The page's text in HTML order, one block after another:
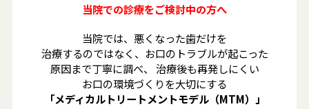
当院での診療をご検討中の方へ
当院では、悪くなった歯だけを
治療するのではなく、お口のトラブルが起こった
原因まで丁寧に調べ、 治療後も再発しにくい
お口の環境づくりを大切にする
「メディカルトリートメントモデル（MTM）」